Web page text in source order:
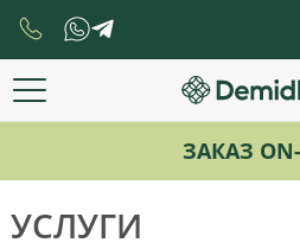
ЗАКАЗ
УСЛУГИ